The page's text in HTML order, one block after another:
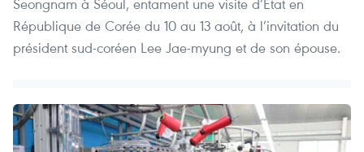
République de Corée du 10 au 13 août, à l’invitation du
président sud-coréen Lee Jae-myung et de son épouse.